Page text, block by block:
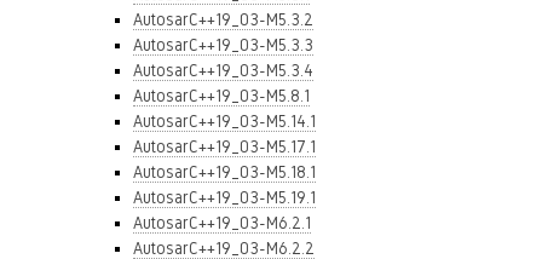
AutosarC++19_03-M5.3.2
AutosarC++19_03-M5.3.3
AutosarC++19_03-M5.3.4
AutosarC++19_03-M5.8.1
AutosarC++19_03-M5.14.1
AutosarC++19_03-M5.17.1
AutosarC++19_03-M5.18.1
AutosarC++19_03-M5.19.1
AutosarC++19_03-M6.2.1
AutosarC++19_03-M6.2.2